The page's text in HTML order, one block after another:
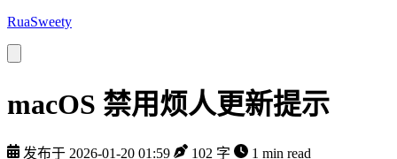
RuaSweety
macOS 禁用烦人更新提示
发布于 2026-01-20 01:59 102 字 1 min read